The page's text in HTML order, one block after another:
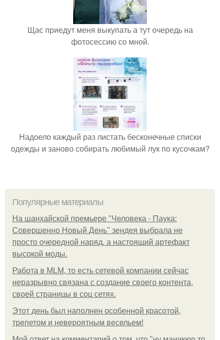
Щас приедут меня выкупать а тут очередь на
фотосессию со мной.
Надоело каждый раз листать бесконечные списки
одежды и заново собирать любимый лук по кусочкам?
Популярные материалы
На шанхайской премьере "Человека - Паука:
Совершенно Новый День" зендея выбрала не
просто очередной наряд, а настоящий артефакт
высокой моды.
Работа в MLM, то есть сетевой компании сейчас
неразрывно связана с создание своего контента,
своей страницы в соц сетях.
Этот день был наполнен особенной красотой,
трепетом и невероятным весельем!